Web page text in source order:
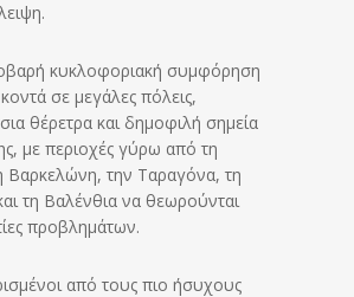
κυκλοφοριακή συμφόρηση
σε μεγάλες πόλεις,
θέρετρα και δημοφιλή σημεία
με περιοχές γύρω από τη
Βαρκελώνη, την Ταραγόνα, τη
τη Βαλένθια να θεωρούνται
προβλημάτων.
από τους πιο ήσυχους